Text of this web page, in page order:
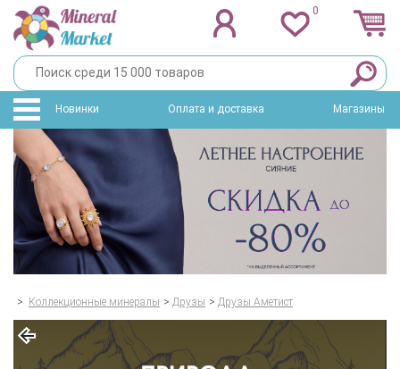
0
Новинки Оплата и доставка Магазины
> Коллекционные минералы > Друзы > Друзы Аметист